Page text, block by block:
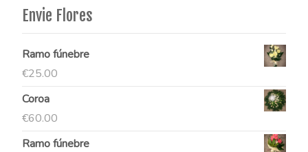
Envie Flores
Ramo fúnebre
€25.00
Coroa
€60.00
Ramo fúnebre